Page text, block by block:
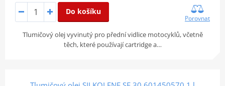
Do košíku
Porovnat
Tlumičový olej vyvinutý pro přední vidlice motocyklů, včetně
těch, které používají cartridge a…